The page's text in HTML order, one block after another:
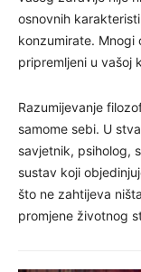
osnovnih
konzumirate. Mnogi
pripremljeni u vašoj
Razumijevanje
samome sebi. U
savjetnik, psiholog,
sustav koji
što ne zahtijeva
promjene životnog